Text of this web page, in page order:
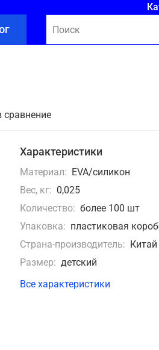
сравнение
Характеристики
Материал: EVA/силикон
Вес, кг: 0,025
Количество: более 100 шт
Упаковка: пластиковая
Страна-производитель: Китай
Размер: детский
Все характеристики